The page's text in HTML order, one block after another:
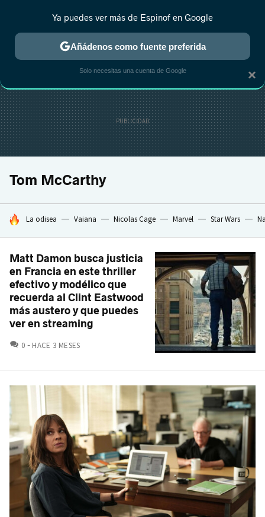
ESTRENOS REALITY ANIME RANKINGS CINE
Tom McCarthy
HOY SE HABLA DE
La odisea Vaiana Nicolas Cage Marvel Star Wars
Matt Damon busca justicia
en Francia en este thriller
efectivo y modélico que
recuerda al Clint Eastwood
más austero y que puedes
ver en streaming
0 COMENTARIOS
HACE 3 MESES
×
Ya puedes ver más de Espinof en Google
Añádenos como fuente preferida
Solo necesitas una cuenta de Google